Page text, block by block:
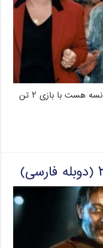
فیلم معجون زمان دو محصول سال ۱۹۹۸ فرانسه هست با بازی ۲ تن